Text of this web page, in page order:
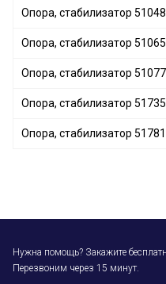
Опора, стабилизатор
Опора, стабилизатор
Опора, стабилизатор
Опора, стабилизатор
Опора, стабилизатор
Нужна помощь? Закажите
Перезвоним через 15 минут.